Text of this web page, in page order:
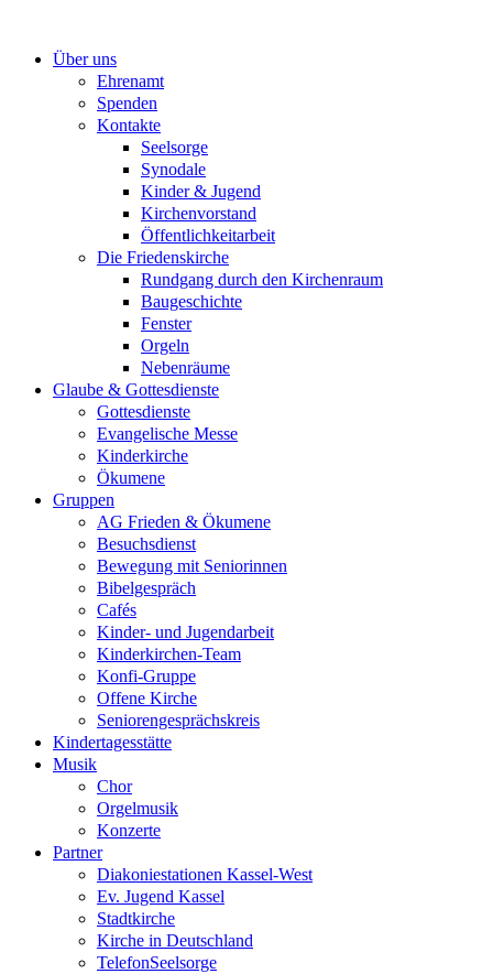
springenÜber uns
Ehrenamt
Spenden
Kontakte
Seelsorge
Synodale
Kinder & Jugend
Kirchenvorstand
Öffentlichkeitarbeit
Die Friedenskirche
Rundgang durch den Kirchenraum
Baugeschichte
Fenster
Orgeln
Nebenräume
Glaube & Gottesdienste
Gottesdienste
Evangelische Messe
Kinderkirche
Ökumene
Gruppen
AG Frieden & Ökumene
Besuchsdienst
Bewegung mit Seniorinnen
Bibelgespräch
Cafés
Kinder- und Jugendarbeit
Kinderkirchen-Team
Konfi-Gruppe
Offene Kirche
Seniorengesprächskreis
Kindertagesstätte
Musik
Chor
Orgelmusik
Konzerte
Partner
Diakoniestationen Kassel-West
Ev. Jugend Kassel
Stadtkirche
Kirche in Deutschland
TelefonSeelsorge